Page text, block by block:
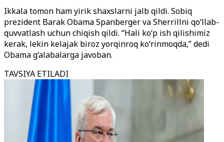
Ikkala tomon ham yirik shaxslarni jalb qildi. Sobiq
prezident Barak Obama Spanberger va Sherrillni qo‘llab-
quvvatlash uchun chiqish qildi. “Hali ko‘p ish qilishimiz
kerak, lekin kelajak biroz yorqinroq ko‘rinmoqda,” dedi
Obama g‘alabalarga javoban.
TAVSIYA ETILADI